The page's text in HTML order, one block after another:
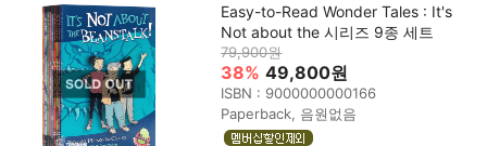
Easy-to-Read Wonder Tales : It's
Not about the 시리즈 9종 세트
79,900원
38% 49,800원
ISBN : 9000000000166
Paperback, 음원없음